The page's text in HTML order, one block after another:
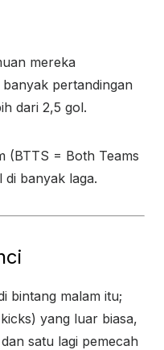
mereka
pertandingan
dari 2,5 gol.
(BTTS = Both Teams
banyak laga.
bintang malam itu;
yang luar biasa,
satu lagi pemecah